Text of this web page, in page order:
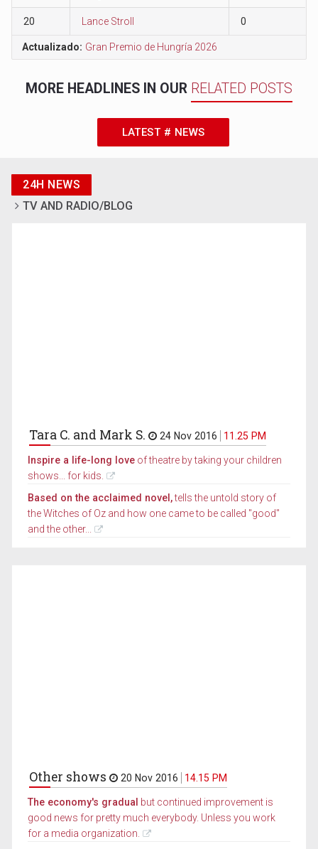
20 Lance Stroll 0
Actualizado: Gran Premio de Hungría 2026
MORE HEADLINES IN OUR RELATED POSTS
LATEST # NEWS
24H NEWS
TV AND RADIO/BLOG
Tara C. and Mark S. 24 Nov 2016 11.25 PM
Inspire a life-long love of theatre by taking your children
shows... for kids.
Based on the acclaimed novel,tells the untold story of
the Witches of Oz and how one came to be called "good"
and the other...
Other shows 20 Nov 2016 14.15 PM
The economy's gradual but continued improvement is
good news for pretty much everybody. Unless you work
for a media organization.